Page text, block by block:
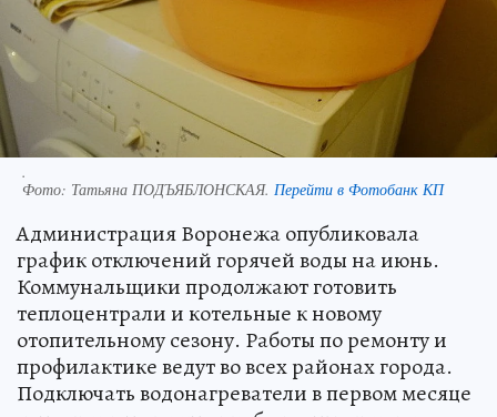
Фото:Татьяна ПОДЪЯБЛОНСКАЯ.Перейти в Фотобанк КП
Администрация Воронежа опубликовала
график отключений горячей воды на июнь.
Коммунальщики продолжают готовить
теплоцентрали и котельные к новому
отопительному сезону. Работы по ремонту и
профилактике ведут во всех районах города.